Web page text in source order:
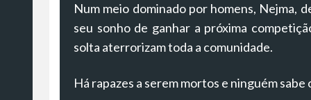
Num meio dominado por homens, Nejma,
seu sonho de ganhar a próxima
solta aterrorizam toda a comunidade.
Há rapazes a serem mortos e ninguém sabe